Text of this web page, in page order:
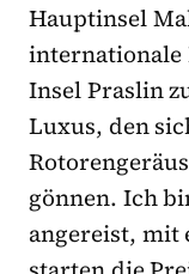
Hauptinsel
internationale
Insel Praslin
Luxus, den
gönnen. Ich
angereist, mit